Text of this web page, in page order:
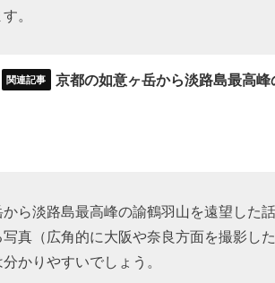
。
京都の如意ヶ岳から淡路島最高
ら淡路島最高峰の諭鶴羽山を遠望した話
真（広角的に大阪や奈良方面を撮影し
かりやすいでしょう。